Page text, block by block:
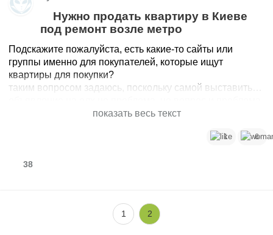
Нужно продать квартиру в Киеве
под ремонт возле метро
Подскажите пожалуйста, есть какие-то сайты или
группы именно для покупателей, которые ищут
квартиры для покупки?
таким вопросом задаюсь, поскольку самой выставить
в том, что риелторы начнут воровать фото, множить и
объявление просто затеряется. Эксклюзивный договор
продажей и не потрачу ли просто впустую много
же, куча ситуаций, когда потом риелтора с двух сторон ,
то есть моя цена будет все равно намного ниже, чем
покупатель готов платить.
показать весь текст
1 6
38
1 2